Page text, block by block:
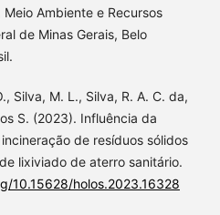
Ambiente e Recursos
de Minas Gerais, Belo
Silva, M. L., Silva, R. A. C. da,
S. (2023). Influência da
de resíduos sólidos
lixiviado de aterro sanitário.
10.15628/holos.2023.16328